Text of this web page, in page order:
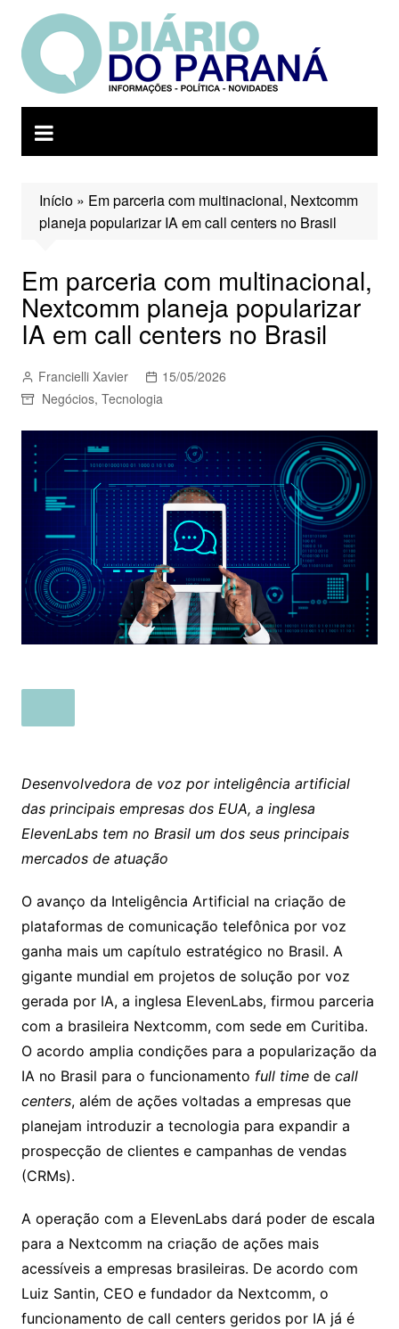
para
conteúdo
Início» Em parceria com multinacional, Nextcomm
planeja popularizar IA em call centers no Brasil
Em parceria com multinacional,
Nextcomm planeja popularizar
IA em call centers no Brasil
Francielli Xavier
15/05/2026
Negócios, Tecnologia
Desenvolvedora de voz por inteligência artificial
das principais empresas dos EUA, a inglesa
ElevenLabs tem no Brasil um dos seus principais
mercados de atuação
O avanço da Inteligência Artificial na criação de
plataformas de comunicação telefônica por voz
ganha mais um capítulo estratégico no Brasil. A
gigante mundial em projetos de solução por voz
gerada por IA, a inglesa ElevenLabs, firmou parceria
com a brasileira Nextcomm, com sede em Curitiba.
O acordo amplia condições para a popularização da
IA no Brasil para o funcionamento full timede call
centers, além de ações voltadas a empresas que
planejam introduzir a tecnologia para expandir a
prospecção de clientes e campanhas de vendas
(CRMs).
A operação com a ElevenLabs dará poder de escala
para a Nextcomm na criação de ações mais
acessíveis a empresas brasileiras. De acordo com
Luiz Santin, CEO e fundador da Nextcomm, o
funcionamento de call centers geridos por IA já é